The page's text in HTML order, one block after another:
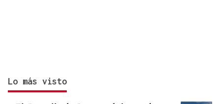
Lo más visto